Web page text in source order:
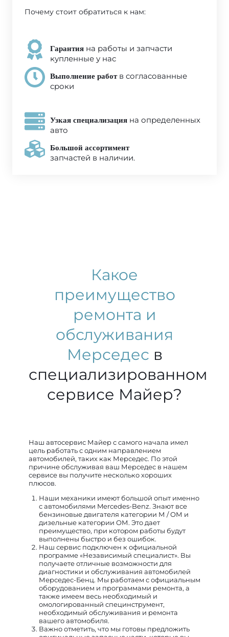
Почему стоит обратиться к нам:
Гарантия на работы и запчасти
купленные у нас
Выполнение работв согласованные
сроки
Узкая специализация на определенных
авто
Большой ассортимент
запчастей в наличии.
Какое
преимущество
ремонта и
обслуживания
Мерседес в
специализированном
сервисе Майер?
Наш автосервис Майер с самого начала имел
цель работать с одним направлением
автомобилей, таких как Мерседес. По этой
причине обслуживая ваш Мерседес в нашем
сервисе вы получите несколько хороших
плюсов.
Наши механики имеют большой опыт именно
с автомобилями Mercedes-Benz. Знают все
бензиновые двигателя категории М / ОМ и
дизельные категории ОМ. Это дает
преимущество, при котором работы будут
выполнены быстро и без ошибок.
Наш сервис подключен к официальной
программе «Независимый специалист». Вы
получаете отличные возможности для
диагностики и обслуживания автомобилей
Мерседес-Бенц. Мы работаем с официальным
оборудованием и программами ремонта, а
также имеем весь необходимый и
омологированный специнструмент,
необходимый обслуживания и ремонта
вашего автомобиля.
Важно отметить, что мы готовы предложить